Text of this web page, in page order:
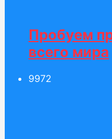
Пробуем
всего мира
9972